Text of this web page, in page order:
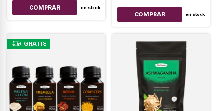
COMPRAR en stock
COMPRAR en stock
GRATIS